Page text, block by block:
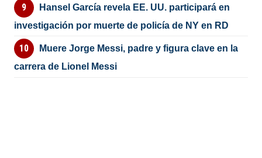
Hansel García revela EE. UU. participará en
investigación por muerte de policía de NY en RD
Muere Jorge Messi, padre y figura clave en la
carrera de Lionel Messi